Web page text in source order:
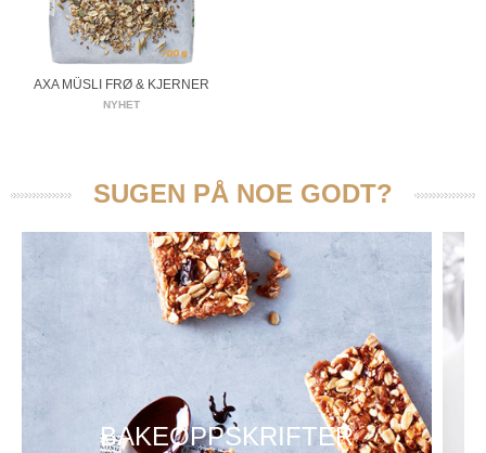
AXA MÜSLI FRØ & KJERNER
NYHET
SUGEN PÅ NOE GODT?
BAKEOPPSKRIFTER